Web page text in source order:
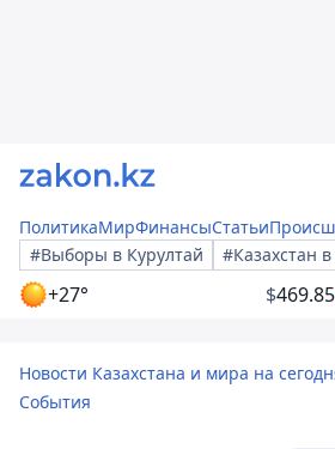
ПолитикаМирФинансыСтатьи
#Выборы в Курултай
#Казахстан
+27° $469.85
Новости Казахстана и мира на
События